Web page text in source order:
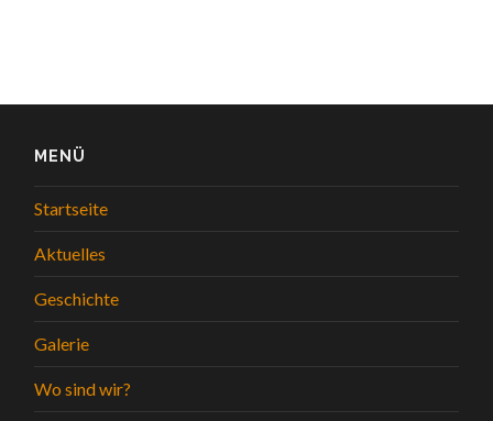
MENÜ
Startseite
Aktuelles
Geschichte
Galerie
Wo sind wir?